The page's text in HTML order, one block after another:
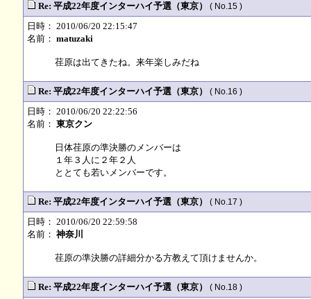
Re: 平成22年度インターハイ予選（東京） ( No.15 )
日時： 2010/06/20 22:15:47
名前： matuzaki
荏原は出てきたね。来年楽しみだね
Re: 平成22年度インターハイ予選（東京） ( No.16 )
日時： 2010/06/20 22:22:56
名前： 東京クン
日体荏原の準決勝のメンバーは
１年３人に２年２人
ととても若いメンバーです。
Re: 平成22年度インターハイ予選（東京） ( No.17 )
日時： 2010/06/20 22:59:58
名前： 神奈川
荏原の準決勝の詳細分かる方教えて頂けませんか。
Re: 平成22年度インターハイ予選（東京） ( No.18 )